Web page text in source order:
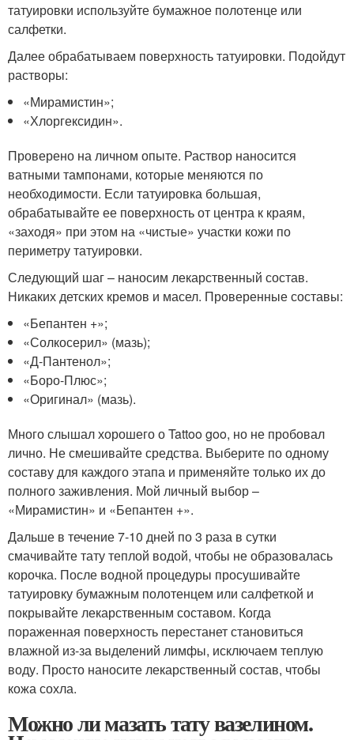
татуировки используйте бумажное полотенце или
салфетки.
Далее обрабатываем поверхность татуировки. Подойдут
растворы:
«Мирамистин»;
«Хлоргексидин».
Проверено на личном опыте. Раствор наносится
ватными тампонами, которые меняются по
необходимости. Если татуировка большая,
обрабатывайте ее поверхность от центра к краям,
«заходя» при этом на «чистые» участки кожи по
периметру татуировки.
Следующий шаг – наносим лекарственный состав.
Никаких детских кремов и масел. Проверенные составы:
«Бепантен +»;
«Солкосерил» (мазь);
«Д-Пантенол»;
«Боро-Плюс»;
«Оригинал» (мазь).
Много слышал хорошего о Tattoo goo, но не пробовал
лично. Не смешивайте средства. Выберите по одному
составу для каждого этапа и применяйте только их до
полного заживления. Мой личный выбор –
«Мирамистин» и «Бепантен +».
Дальше в течение 7-10 дней по 3 раза в сутки
смачивайте тату теплой водой, чтобы не образовалась
корочка. После водной процедуры просушивайте
татуировку бумажным полотенцем или салфеткой и
покрывайте лекарственным составом. Когда
пораженная поверхность перестанет становиться
влажной из-за выделений лимфы, исключаем теплую
воду. Просто наносите лекарственный состав, чтобы
кожа сохла.
Можно ли мазать тату вазелином.